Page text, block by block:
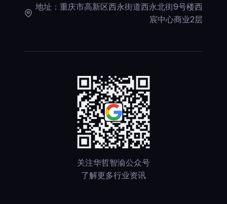
地址：重庆市高新区西永街道西永北街9号楼西
宸中心商业2层
关注华哲智渝公众号
了解更多行业资讯